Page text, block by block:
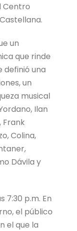
Centro
un
que rinde
definió una
un
musical
Ilan
Frank
Colina,
Dávila y
7:30 p.m. En
el público
el que la